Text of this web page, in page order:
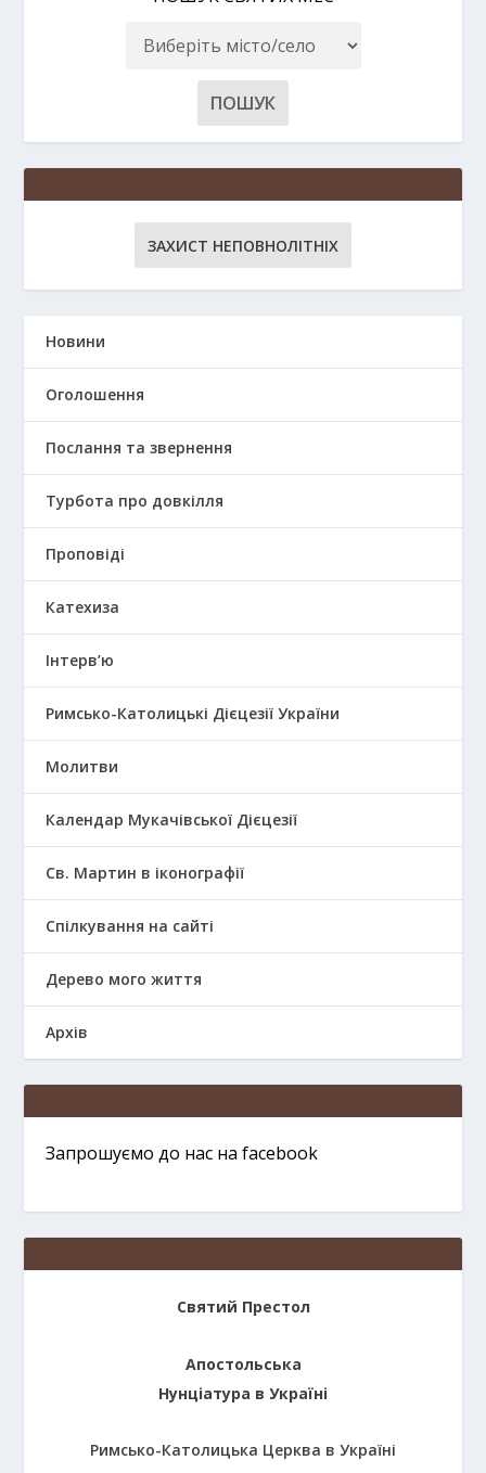
ЗАХИСТ НЕПОВНОЛІТНІХ
Новини
Оголошення
Послання та звернення
Турбота про довкілля
Проповіді
Катехиза
Інтерв’ю
Римсько-Католицькі Дієцезії України
Молитви
Календар Мукачівської Дієцезії
Св. Мартин в іконографії
Спілкування на сайті
Дерево мого життя
Архів
Запрошуємо до нас на facebook
Святий Престол
Апостольська
Нунціатура в Україні
Римсько-Католицька Церква в Україні